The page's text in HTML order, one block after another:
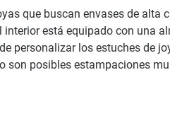
que buscan envases de alta
está equipado con una
personalizar los estuches de
son posibles estampaciones